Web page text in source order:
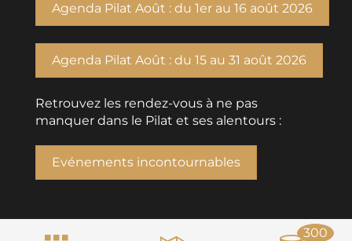
Agenda Pilat Août : du 1er au 16 août 2026
Agenda Pilat Août : du 15 au 31 août 2026
Retrouvez les rendez-vous à ne pas
manquer dans le Pilat et ses alentours :
Evénements incontournables
300